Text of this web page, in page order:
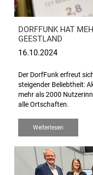
DORFFUNK HAT
GEESTLAND
16.10.2024
Der DorfFunk erfreut
steigender Beliebtheit:
mehr als 2000
alle Ortschaften.
Weiterlesen